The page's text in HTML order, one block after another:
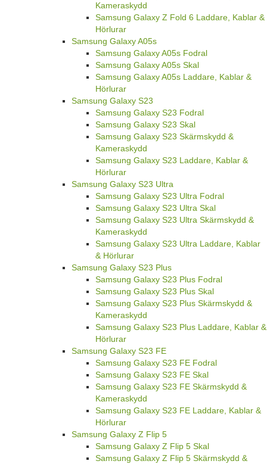
Kameraskydd
Samsung Galaxy Z Fold 6 Laddare, Kablar &
Hörlurar
Samsung Galaxy A05s
Samsung Galaxy A05s Fodral
Samsung Galaxy A05s Skal
Samsung Galaxy A05s Laddare, Kablar &
Hörlurar
Samsung Galaxy S23
Samsung Galaxy S23 Fodral
Samsung Galaxy S23 Skal
Samsung Galaxy S23 Skärmskydd &
Kameraskydd
Samsung Galaxy S23 Laddare, Kablar &
Hörlurar
Samsung Galaxy S23 Ultra
Samsung Galaxy S23 Ultra Fodral
Samsung Galaxy S23 Ultra Skal
Samsung Galaxy S23 Ultra Skärmskydd &
Kameraskydd
Samsung Galaxy S23 Ultra Laddare, Kablar
& Hörlurar
Samsung Galaxy S23 Plus
Samsung Galaxy S23 Plus Fodral
Samsung Galaxy S23 Plus Skal
Samsung Galaxy S23 Plus Skärmskydd &
Kameraskydd
Samsung Galaxy S23 Plus Laddare, Kablar &
Hörlurar
Samsung Galaxy S23 FE
Samsung Galaxy S23 FE Fodral
Samsung Galaxy S23 FE Skal
Samsung Galaxy S23 FE Skärmskydd &
Kameraskydd
Samsung Galaxy S23 FE Laddare, Kablar &
Hörlurar
Samsung Galaxy Z Flip 5
Samsung Galaxy Z Flip 5 Skal
Samsung Galaxy Z Flip 5 Skärmskydd &